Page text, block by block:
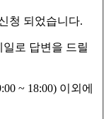
청 되었습니다.
로 답변을 드릴
~ 18:00) 이외에